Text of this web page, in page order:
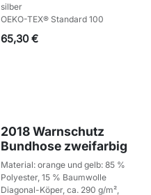
silber
OEKO-TEX® Standard 100
65,30€
2018 Warnschutz
Bundhose zweifarbig
Material: orange und gelb: 85 %
Polyester, 15 % Baumwolle
Diagonal-Köper, ca. 290 g/m²,